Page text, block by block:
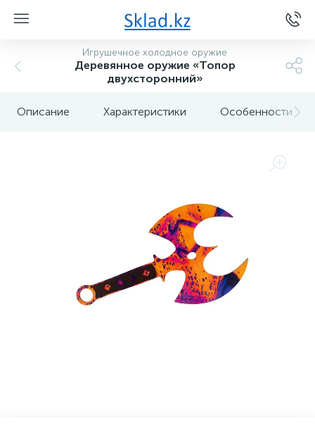
Игрушечное холодное оружие
Деревянное оружие «Топор
двухсторонний»
Описание Характеристики Особенности